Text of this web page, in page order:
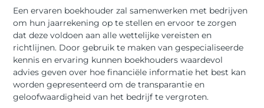
Een ervaren boekhouder zal samenwerken met bedrijven
om hun jaarrekening op te stellen en ervoor te zorgen
dat deze voldoen aan alle wettelijke vereisten en
richtlijnen. Door gebruik te maken van gespecialiseerde
kennis en ervaring kunnen boekhouders waardevol
advies geven over hoe financiële informatie het best kan
worden gepresenteerd om de transparantie en
geloofwaardigheid van het bedrijf te vergroten.